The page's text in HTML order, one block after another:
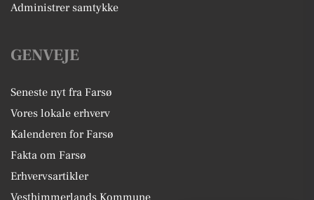
Administrer samtykke
GENVEJE
Seneste nyt fra Farsø
Vores lokale erhverv
Kalenderen for Farsø
Fakta om Farsø
Erhvervsartikler